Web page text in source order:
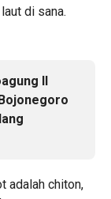
di sana.
II
adalah chiton,